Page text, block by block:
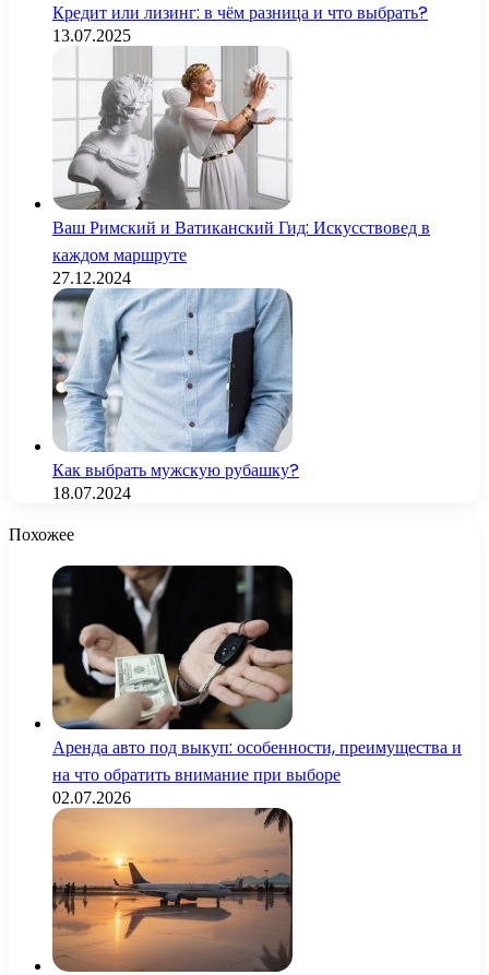
Кредит или лизинг: в чём разница и что выбрать?
13.07.2025
Ваш Римский и Ватиканский Гид: Искусствовед в
каждом маршруте
27.12.2024
Как выбрать мужскую рубашку?
18.07.2024
Похожее
Аренда авто под выкуп: особенности, преимущества и
на что обратить внимание при выборе
02.07.2026